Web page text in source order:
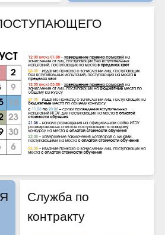
Служба по
контракту